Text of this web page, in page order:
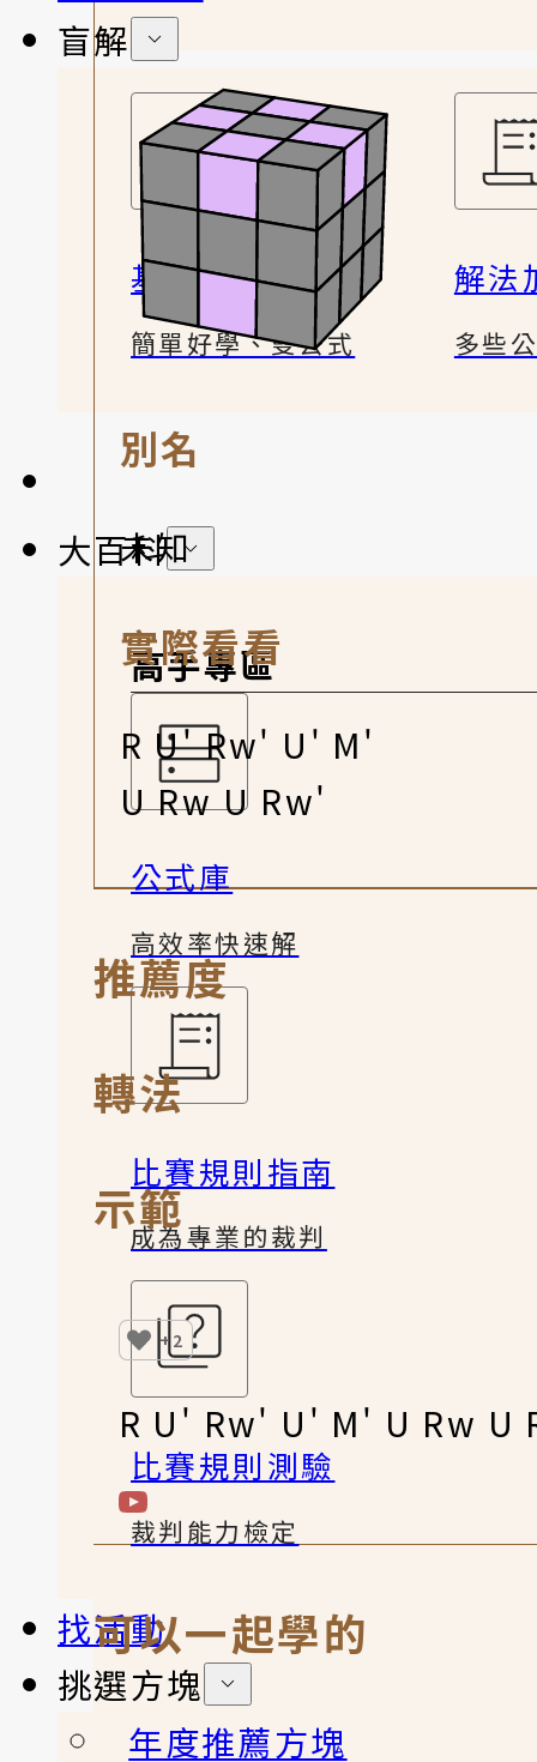
盲解
基礎解法
簡單好學、雙公式
解法
多些
大百科
高手專區
公式庫
高效率快速解
比賽規則指南
成為專業的裁判
比賽規則測驗
裁判能力檢定
找活動
挑選方塊
年度推薦方塊
別名
未知
實際看看
R U' Rw' U' M'
U Rw U Rw'
推薦度
轉法
示範
+2
R U' Rw' U' M' U Rw U
可以一起學的